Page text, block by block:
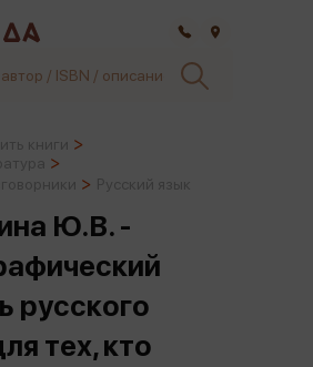
Ю.В. -
русского
тех, кто